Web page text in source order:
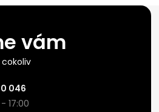
vám
046
17:00